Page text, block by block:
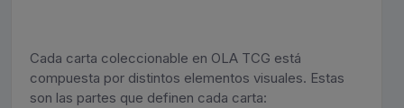
Cada carta coleccionable en OLA TCG está
compuesta por distintos elementos visuales. Estas
son las partes que definen cada carta: